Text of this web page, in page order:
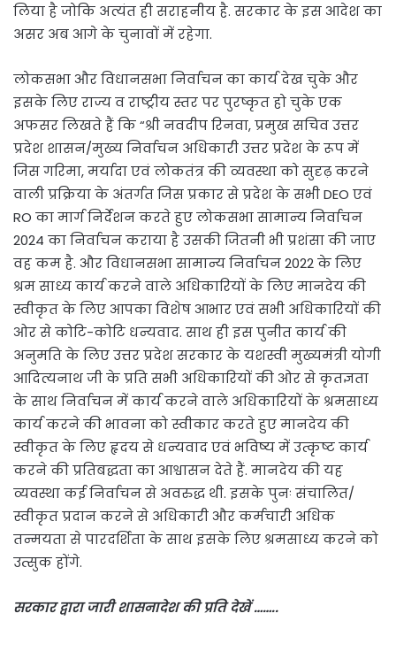
लिया है जोकि अत्यंत ही सराहनीय है. सरकार के इस आदेश का
असर अब आगे के चुनावों में रहेगा.
लोकसभा और विधानसभा निर्वाचन का कार्य देख चुके और
इसके लिए राज्य व राष्ट्रीय स्तर पर पुरष्कृत हो चुके एक
अफसर लिखते हैं कि “श्री नवदीप रिनवा, प्रमुख सचिव उत्तर
प्रदेश शासन/मुख्य निर्वाचन अधिकारी उत्तर प्रदेश के रूप में
जिस गरिमा, मर्यादा एवं लोकतंत्र की व्यवस्था को सुदृढ़ करने
वाली प्रक्रिया के अंतर्गत जिस प्रकार से प्रदेश के सभी DEO एवं
RO का मार्ग निर्देशन करते हुए लोकसभा सामान्य निर्वाचन
2024 का निर्वाचन कराया है उसकी जितनी भी प्रशंसा की जाए
वह कम है. और विधानसभा सामान्य निर्वाचन 2022 के लिए
श्रम साध्य कार्य करने वाले अधिकारियों के लिए मानदेय की
स्वीकृत के लिए आपका विशेष आभार एवं सभी अधिकारियों की
ओर से कोटि-कोटि धन्यवाद. साथ ही इस पुनीत कार्य की
अनुमति के लिए उत्तर प्रदेश सरकार के यशस्वी मुख्यमंत्री योगी
आदित्यनाथ जी के प्रति सभी अधिकारियों की ओर से कृतज्ञता
के साथ निर्वाचन में कार्य करने वाले अधिकारियों के श्रमसाध्य
कार्य करने की भावना को स्वीकार करते हुए मानदेय की
स्वीकृत के लिए हृदय से धन्यवाद एवं भविष्य में उत्कृष्ट कार्य
करने की प्रतिबद्धता का आश्वासन देते हैं. मानदेय की यह
व्यवस्था कई निर्वाचन से अवरुद्ध थी. इसके पुनः संचालित/
स्वीकृत प्रदान करने से अधिकारी और कर्मचारी अधिक
तन्मयता से पारदर्शिता के साथ इसके लिए श्रमसाध्य करने को
उत्सुक होंगे.
सरकार द्वारा जारी शासनादेश की प्रति देखें ……..